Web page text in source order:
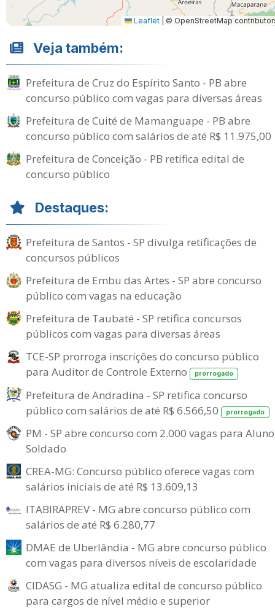
Leaflet © OpenStreetMap
Veja também:
Prefeitura de Cruz do Espírito Santo - PB abre
concurso público com vagas para diversas áreas
Prefeitura de Cuité de Mamanguape - PB abre
concurso público com salários de até R$ 11.975,00
Prefeitura de Conceição - PB retifica edital de
concurso público
Destaques:
Prefeitura de Santos - SP divulga retificações de
concursos públicos
Prefeitura de Embu das Artes - SP abre concurso
público com vagas na educação
Prefeitura de Taubaté - SP retifica concursos
públicos com vagas para diversas áreas
TCE-SP prorroga inscrições do concurso público
para Auditor de Controle Externo
prorrogado
Prefeitura de Andradina - SP retifica concurso
público com salários de até R$ 6.566,50
prorrogado
PM - SP abre concurso com 2.000 vagas para
Soldado
CREA-MG: Concurso público oferece vagas com
salários iniciais de até R$ 13.609,13
ITABIRAPREV - MG abre concurso público com
salários de até R$ 6.280,77
DMAE de Uberlândia - MG abre concurso público
com vagas para diversos níveis de escolaridade
CIDASG - MG atualiza edital de concurso público
para cargos de nível médio e superior